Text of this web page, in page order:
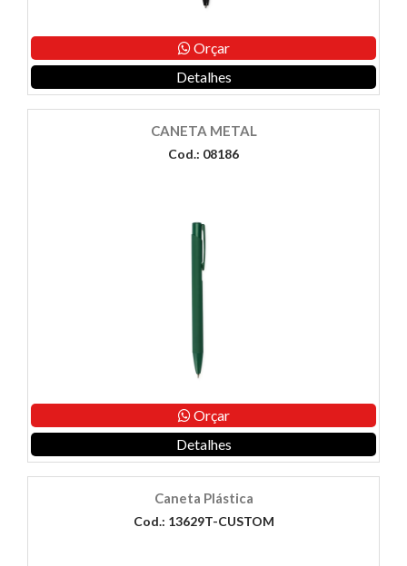
Orçar
Detalhes
CANETA METAL
Cod.: 08186
Orçar
Detalhes
Caneta Plástica
Cod.: 13629T-CUSTOM